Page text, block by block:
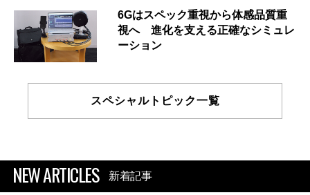
6Gはスペック重視から体感品質重
視へ 進化を支える正確なシミュレ
ーション
スペシャルトピック一覧
NEW ARTICLES 新着記事